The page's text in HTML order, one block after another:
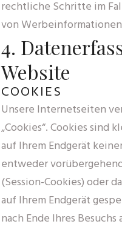
rechtliche Schritte im
von
4.
Website
COOKIES
Unsere Internetseiten
„Cookies“. Cookies sind
auf Ihrem Endgerät
entweder
(Session-Cookies) oder
auf Ihrem Endgerät
nach Ende Ihres